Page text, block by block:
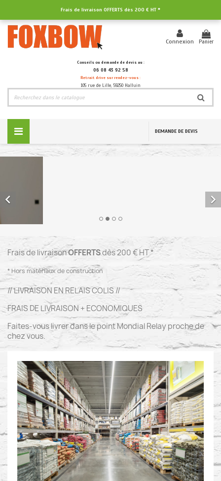
Frais de livraison OFFERTS dès 200 € HT *
Conseils ou demande de devis au :
06 08 43 92 58
Retrait drive sur rendez-vous :
105 rue de Lille, 59250 Halluin
Connexion Panier
DEMANDE DE DEVIS
 
Frais de livraisonOFFERTSdès 200 € HT *
* Hors matériaux de construction
// LIVRAISON EN RELAIS COLIS //
FRAIS DE LIVRAISON + ECONOMIQUES
Faites-vous livrer dans le point Mondial Relay proche de
chez vous.